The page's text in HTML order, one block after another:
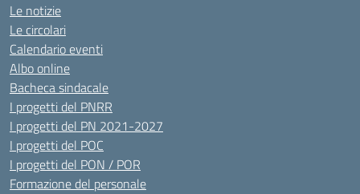
Le notizie
Le circolari
Calendario eventi
Albo online
Bacheca sindacale
I progetti del PNRR
I progetti del PN 2021-2027
I progetti del POC
I progetti del PON / POR
Formazione del personale